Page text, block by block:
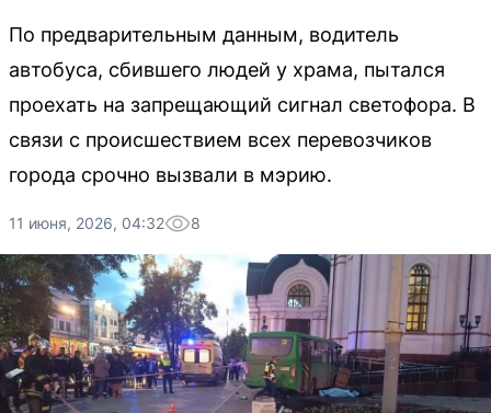
По предварительным данным, водитель
автобуса, сбившего людей у храма, пытался
проехать на запрещающий сигнал светофора. В
связи с происшествием всех перевозчиков
города срочно вызвали в мэрию.
11 июня, 2026, 04:32 8